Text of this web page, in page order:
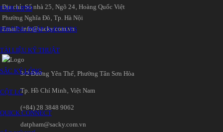
EMR-LIPID
PHƯƠNG PHÁP QuEChERS
TÀI LIỆU KỸ THUẬT
SẮC KÝ LỎNG
CỘT LC
QUICK CONNECT
Địa chỉ: Số nhà 25‚ Ngõ 24‚ Hoàng Quốc Việt
Phường Nghĩa Đô‚ Tp. Hà Nội
Email: info@sacky.com.vn
3/2 Đường Yên Thế‚ Phường Tân Sơn Hòa
Tp. Hồ Chí Minh‚ Việt Nam
(+84) 28 3848 9062
datpham@sacky.com.vn